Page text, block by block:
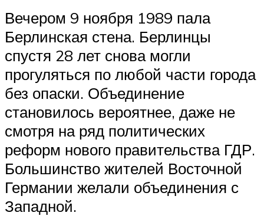
Вечером 9 ноября 1989 пала
Берлинская стена. Берлинцы
спустя 28 лет снова могли
прогуляться по любой части города
без опаски. Объединение
становилось вероятнее, даже не
смотря на ряд политических
реформ нового правительства ГДР.
Большинство жителей Восточной
Германии желали объединения с
Западной.